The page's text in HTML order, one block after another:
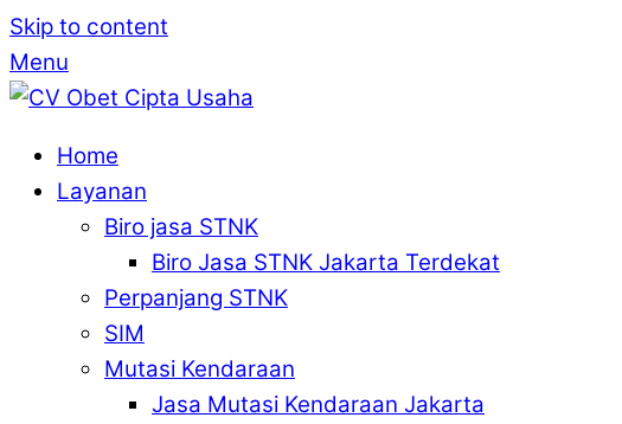
Skip to content
Menu
Home
Layanan
Biro jasa STNK
Biro Jasa STNK Jakarta Terdekat
Perpanjang STNK
SIM
Mutasi Kendaraan
Jasa Mutasi Kendaraan Jakarta